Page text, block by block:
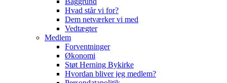
Hvad står vi for?
Dem netværker vi med
Vedtægter
Medlem
Forventninger
Økonomi
Støt Herning Bykirke
Hvordan bliver jeg medlem?